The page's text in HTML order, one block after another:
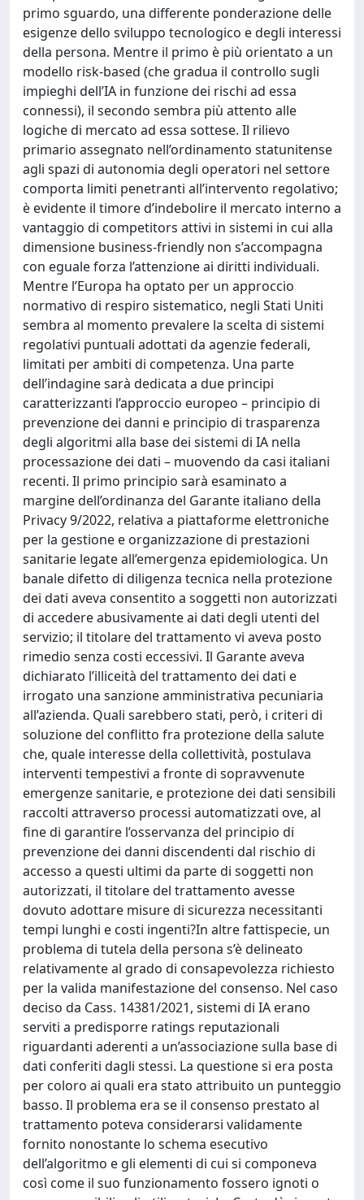
primo sguardo, una differente ponderazione delle
esigenze dello sviluppo tecnologico e degli interessi
della persona. Mentre il primo è più orientato a un
modello risk-based (che gradua il controllo sugli
impieghi dell’IA in funzione dei rischi ad essa
connessi), il secondo sembra più attento alle
logiche di mercato ad essa sottese. Il rilievo
primario assegnato nell’ordinamento statunitense
agli spazi di autonomia degli operatori nel settore
comporta limiti penetranti all’intervento regolativo;
è evidente il timore d’indebolire il mercato interno a
vantaggio di competitors attivi in sistemi in cui alla
dimensione business-friendly non s’accompagna
con eguale forza l’attenzione ai diritti individuali.
Mentre l’Europa ha optato per un approccio
normativo di respiro sistematico, negli Stati Uniti
sembra al momento prevalere la scelta di sistemi
regolativi puntuali adottati da agenzie federali,
limitati per ambiti di competenza. Una parte
dell’indagine sarà dedicata a due principi
caratterizzanti l’approccio europeo – principio di
prevenzione dei danni e principio di trasparenza
degli algoritmi alla base dei sistemi di IA nella
processazione dei dati – muovendo da casi italiani
recenti. Il primo principio sarà esaminato a
margine dell’ordinanza del Garante italiano della
Privacy 9/2022, relativa a piattaforme elettroniche
per la gestione e organizzazione di prestazioni
sanitarie legate all’emergenza epidemiologica. Un
banale difetto di diligenza tecnica nella protezione
dei dati aveva consentito a soggetti non autorizzati
di accedere abusivamente ai dati degli utenti del
servizio; il titolare del trattamento vi aveva posto
rimedio senza costi eccessivi. Il Garante aveva
dichiarato l’illiceità del trattamento dei dati e
irrogato una sanzione amministrativa pecuniaria
all’azienda. Quali sarebbero stati, però, i criteri di
soluzione del conflitto fra protezione della salute
che, quale interesse della collettività, postulava
interventi tempestivi a fronte di sopravvenute
emergenze sanitarie, e protezione dei dati sensibili
raccolti attraverso processi automatizzati ove, al
fine di garantire l’osservanza del principio di
prevenzione dei danni discendenti dal rischio di
accesso a questi ultimi da parte di soggetti non
autorizzati, il titolare del trattamento avesse
dovuto adottare misure di sicurezza necessitanti
tempi lunghi e costi ingenti?In altre fattispecie, un
problema di tutela della persona s’è delineato
relativamente al grado di consapevolezza richiesto
per la valida manifestazione del consenso. Nel caso
deciso da Cass. 14381/2021, sistemi di IA erano
serviti a predisporre ratings reputazionali
riguardanti aderenti a un’associazione sulla base di
dati conferiti dagli stessi. La questione si era posta
per coloro ai quali era stato attribuito un punteggio
basso. Il problema era se il consenso prestato al
trattamento poteva considerarsi validamente
fornito nonostante lo schema esecutivo
dell’algoritmo e gli elementi di cui si componeva
così come il suo funzionamento fossero ignoti o